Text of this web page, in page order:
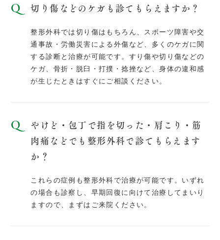
切り傷などのケガも診てもらえますか？
整形外科では切り傷はもちろん、スポーツ障害や交
通事故・労働災害による外傷など、多くのケガに関
する診断と治療が可能です。すり傷や切り傷などの
ケガ、骨折・脱臼・打撲・捻挫など、身体の違和感
が生じたときはすぐにご相談ください。
やけど・包丁で指を切った・肩こり・筋
肉痛などでも整形外科で診てもらえます
か？
これらの症例も整形外科で治療が可能です。いずれ
の場合も診察し、早期回復に向けて治療してまいり
ますので、まずはご来院ください。